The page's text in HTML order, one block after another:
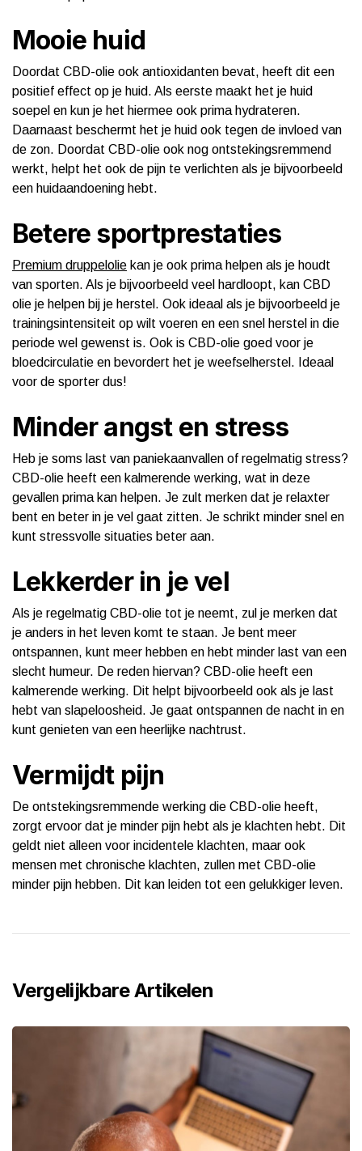
Mooie huid
Doordat CBD-olie ook antioxidanten bevat, heeft dit een
positief effect op je huid. Als eerste maakt het je huid
soepel en kun je het hiermee ook prima hydrateren.
Daarnaast beschermt het je huid ook tegen de invloed van
de zon. Doordat CBD-olie ook nog ontstekingsremmend
werkt, helpt het ook de pijn te verlichten als je bijvoorbeeld
een huidaandoening hebt.
Betere sportprestaties
Premium druppelolie kan je ook prima helpen als je houdt
van sporten. Als je bijvoorbeeld veel hardloopt, kan CBD
olie je helpen bij je herstel. Ook ideaal als je bijvoorbeeld je
trainingsintensiteit op wilt voeren en een snel herstel in die
periode wel gewenst is. Ook is CBD-olie goed voor je
bloedcirculatie en bevordert het je weefselherstel. Ideaal
voor de sporter dus!
Minder angst en stress
Heb je soms last van paniekaanvallen of regelmatig stress?
CBD-olie heeft een kalmerende werking, wat in deze
gevallen prima kan helpen. Je zult merken dat je relaxter
bent en beter in je vel gaat zitten. Je schrikt minder snel en
kunt stressvolle situaties beter aan.
Lekkerder in je vel
Als je regelmatig CBD-olie tot je neemt, zul je merken dat
je anders in het leven komt te staan. Je bent meer
ontspannen, kunt meer hebben en hebt minder last van een
slecht humeur. De reden hiervan? CBD-olie heeft een
kalmerende werking. Dit helpt bijvoorbeeld ook als je last
hebt van slapeloosheid. Je gaat ontspannen de nacht in en
kunt genieten van een heerlijke nachtrust.
Vermijdt pijn
De ontstekingsremmende werking die CBD-olie heeft,
zorgt ervoor dat je minder pijn hebt als je klachten hebt. Dit
geldt niet alleen voor incidentele klachten, maar ook
mensen met chronische klachten, zullen met CBD-olie
minder pijn hebben. Dit kan leiden tot een gelukkiger leven.
Vergelijkbare Artikelen